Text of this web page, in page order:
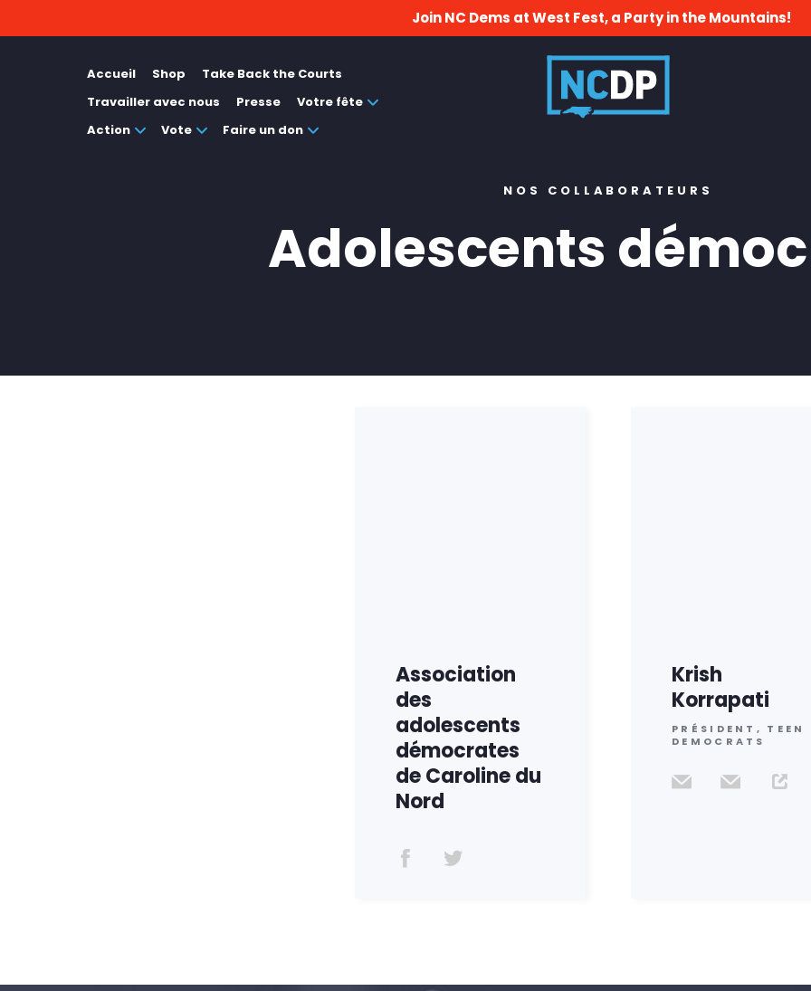
Join NC Dems at West Fest, a Party in the Mountains!
Accueil Shop
Take Back the Courts
Travailler avec nous
Presse
Votre fête
Action
Vote Faire un don
NOS COLLABORATEURS
Adolescents
Association
des
adolescents
démocrates
de Caroline du
Nord
Krish
Korrapati
PRÉSIDENT, TEEN
DEMOCRATS